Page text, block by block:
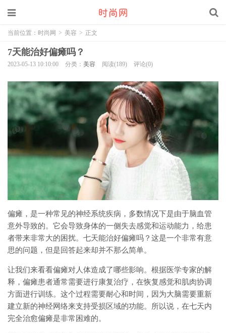
当前位置： 时尚网 > 美容 > 正文
7天能治好偏瘫吗？
2023-05-13 10:10:00 分类： 美容 阅读(189) 评论(0)
偏瘫，是一种常见的神经系统疾病，多数情况下是由于脑血管
意外导致的。它会导致身体的一侧失去感觉和运动能力，给患
者带来非常大的困扰。七天能治好偏瘫吗？这是一个非常有意
思的问题，但是回答起来却并不那么简单。
让我们来看看偏瘫对人体造成了哪些影响。根据医学专家的解
释，偏瘫患者通常需要进行康复治疗，在恢复感觉和肌肉协调
方面进行训练。这个过程需要耐心和时间，因为大脑需要重新
建立新的神经网络来支持受损区域的功能。所以说，在七天内
完全治愈偏瘫是非常困难的。